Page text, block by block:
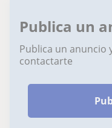
Publica un
Publica un anuncio
contactarte